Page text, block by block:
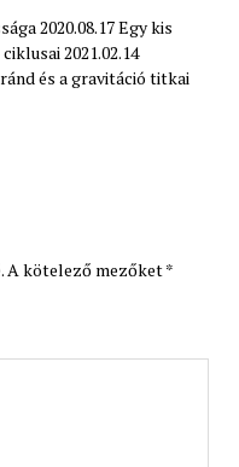
2020.08.17 Egy kis
2021.02.14
és a gravitáció titkai
A kötelező mezőket*